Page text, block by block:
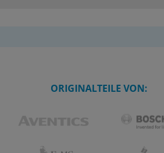
ORIGINALTEILE VON: